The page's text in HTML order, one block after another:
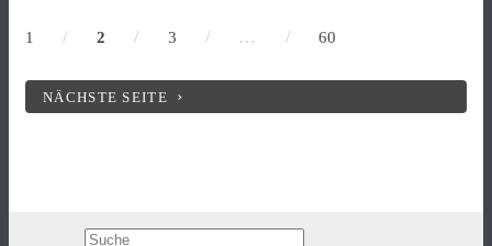
1 / 2 / 3 / … / 60
NÄCHSTE SEITE